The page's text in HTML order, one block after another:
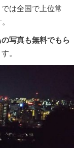
では全国で上位常
写真も無料でもら
。